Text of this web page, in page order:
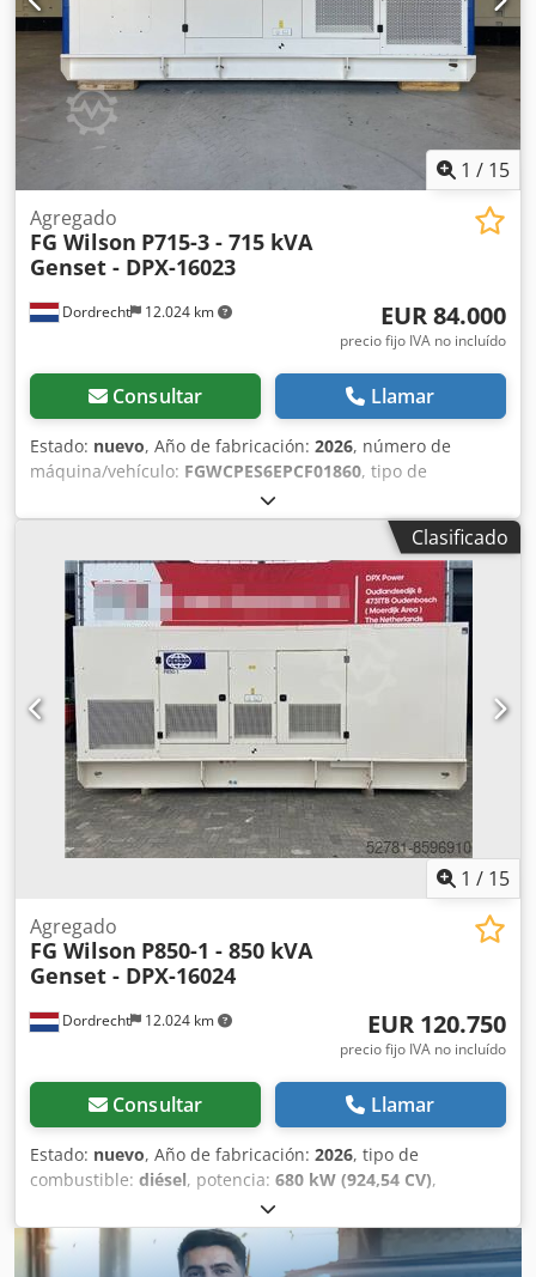
1 / 15
Dordrecht 12.024 km
Agregado
FG Wilson P715-3 - 715 kVA
Genset - DPX-16023
EUR 84.000
precio fijo IVA no incluído
Consultar Llamar
Estado: nuevo, Año de fabricación: 2026, número de
máquina/vehículo: FGWCPES6EPCF01860, tipo de
, potencia:
fabricante de motores:Perkins 2806A-E18TAG2, Uso
previsto: Construcción Peso en vacío: 5.874 kg Potencia del
generador: 715 kVA Credpfx Asxqv Dqeifef Dimensiones
del compartimento de carga: 532 x 192 x 229 cm Marcado
CE: sí Capacidad del depósito de agua: 1.132 l Contacte
con el equipo de DPX para más información. = Otras
opciones y accesorios = - Batería - Panel de control - Techo
de acero - Depósito
Clasificado
1 / 15
Dordrecht 12.024 km
Agregado
FG Wilson P850-1 - 850 kVA
Genset - DPX-16024
EUR 120.750
precio fijo IVA no incluído
Consultar Llamar
Estado: nuevo, Año de fabricación: 2026, tipo de
combustible: diésel, potencia: 680 kW (924,54 CV),
Perkins 2806-E18TTAG5
previsto: construcción Peso en vacío: 6.629 kg Potencia del
generador: 850 kVA Dimensiones de la zona de carga: 557